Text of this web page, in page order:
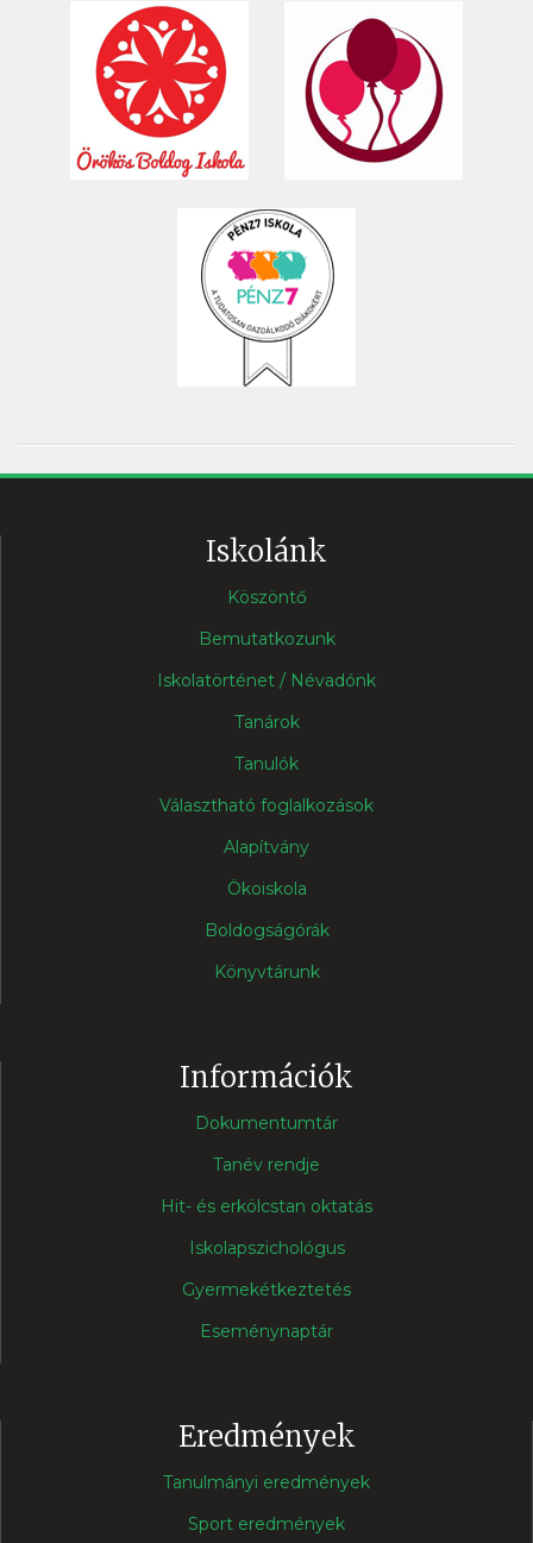
Iskolánk
Köszöntő
Bemutatkozunk
Iskolatörténet / Névadónk
Tanárok
Tanulók
Választható foglalkozások
Alapítvány
Ökoiskola
Boldogságórák
Könyvtárunk
Információk
Dokumentumtár
Tanév rendje
Hit- és erkölcstan oktatás
Iskolapszichológus
Gyermekétkeztetés
Eseménynaptár
Eredmények
Tanulmányi eredmények
Sport eredmények